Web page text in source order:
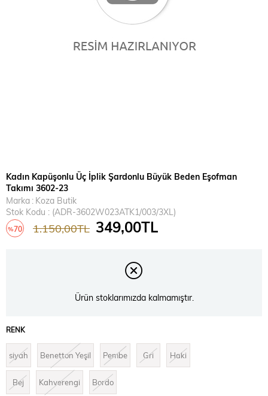
Kadın Kapüşonlu Üç İplik Şardonlu Büyük Beden Eşofman
Takımı 3602-23
Marka : Koza Butik
Stok Kodu
(ADR-3602W023ATK1/003/3XL)
%70 1.150,00TL 349,00TL
Ürün stoklarımızda kalmamıştır.
RENK
siyah Benetton Yeşil Pembe Gri Haki
Bej Kahverengi Bordo